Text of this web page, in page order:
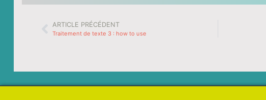
ARTICLE PRÉCÉDENT
Traitement de texte 3 : how to use